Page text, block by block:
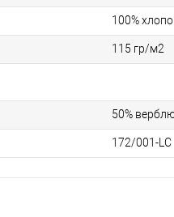
100%
115 гр/м2
50%
172/001-LC